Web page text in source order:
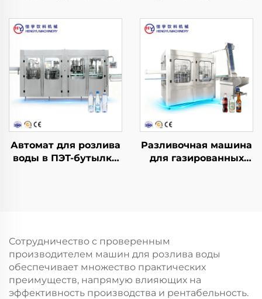
воды в бочки QGF300
(3 в 1)
Автомат для розлива
воды в ПЭТ-бутылки
Разливочная машина
для газированных
Сотрудничество с проверенным
производителем машин для розлива воды
обеспечивает множество практических
преимуществ, напрямую влияющих на
эффективность производства и рентабельность.